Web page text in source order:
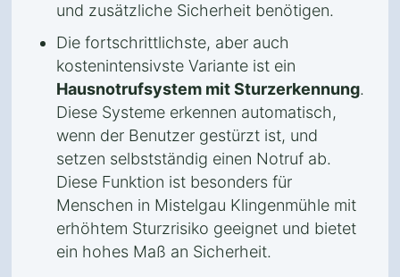
und zusätzliche Sicherheit benötigen.
Die fortschrittlichste, aber auch
kostenintensivste Variante ist ein
Hausnotrufsystem mit Sturzerkennung.
Diese Systeme erkennen automatisch,
wenn der Benutzer gestürzt ist, und
setzen selbstständig einen Notruf ab.
Diese Funktion ist besonders für
Menschen in Mistelgau Klingenmühle mit
erhöhtem Sturzrisiko geeignet und bietet
ein hohes Maß an Sicherheit.